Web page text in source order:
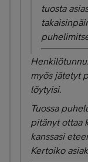
tuosta
myös jätetyt
löytyisi.
Tuossa
pitänyt ottaa
kanssasi
Kertoiko